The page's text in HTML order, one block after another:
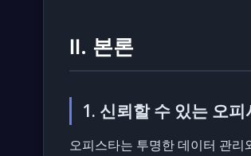
Ⅱ. 본론
1. 신뢰할 수 있는 오
오피스타는 투명한 데이터 관